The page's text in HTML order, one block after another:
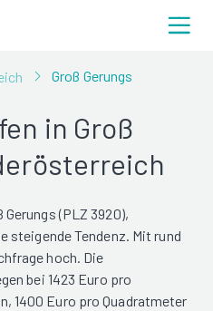
Groß Gerungs
in Groß
(PLZ 3920),
steigende Tendenz. Mit rund
hoch. Die
bei 1423 Euro pro
1400 Euro pro Quadratmeter